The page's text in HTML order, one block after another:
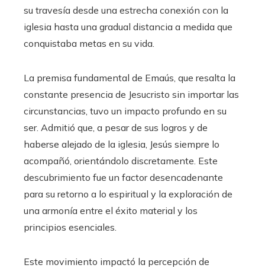
su travesía desde una estrecha conexión con la
iglesia hasta una gradual distancia a medida que
conquistaba metas en su vida.
La premisa fundamental de Emaús, que resalta la
constante presencia de Jesucristo sin importar las
circunstancias, tuvo un impacto profundo en su
ser. Admitió que, a pesar de sus logros y de
haberse alejado de la iglesia, Jesús siempre lo
acompañó, orientándolo discretamente. Este
descubrimiento fue un factor desencadenante
para su retorno a lo espiritual y la exploración de
una armonía entre el éxito material y los
principios esenciales.
Este movimiento impactó la percepción de